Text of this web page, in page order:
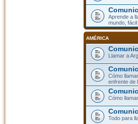
Aprende a
mundo,
AMÉRICA
Llamar a
Cómo
enfrente de
Cómo
Todo para